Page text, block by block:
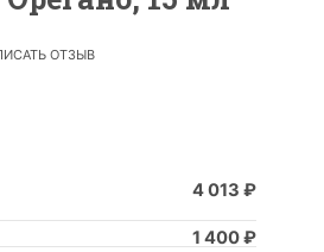
ОТЗЫВ
4 013 ₽
1 400₽